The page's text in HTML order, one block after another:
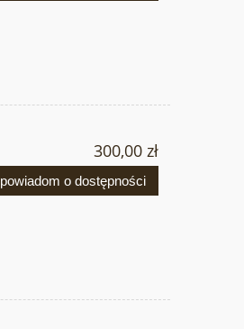
300,00 zł
powiadom o dostępności